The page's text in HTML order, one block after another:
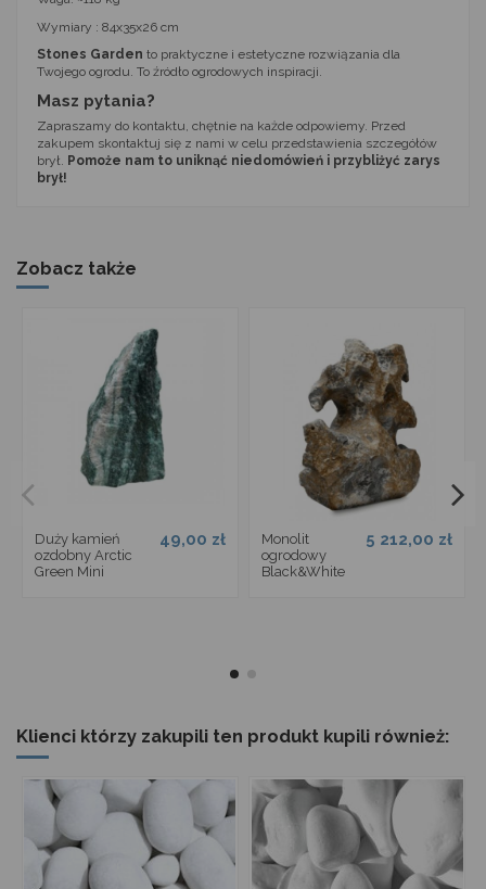
Wymiary : 84x35x26 cm
Stones Garden to praktyczne i estetyczne rozwiązania dla
Twojego ogrodu. To źródło ogrodowych inspiracji.
Masz pytania?
Zapraszamy do kontaktu, chętnie na każde odpowiemy. Przed
zakupem skontaktuj się z nami w celu przedstawienia szczegółów
brył. Pomoże nam to uniknąć niedomówień i przybliżyć zarys
brył!
Zobacz także
Duży kamień
ozdobny Arctic
Green Mini
49,00 zł
Monolit
ogrodowy
Black&White
5 212,00 zł
Klienci którzy zakupili ten produkt kupili również: